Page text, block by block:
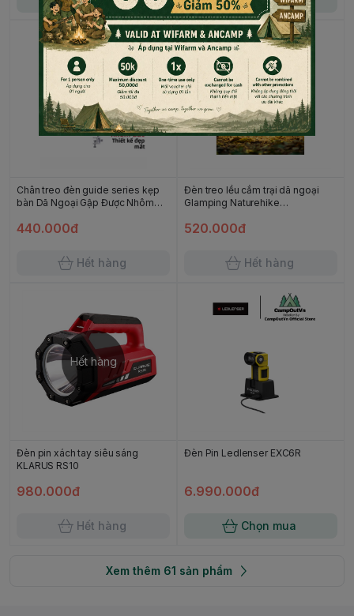
Hết hàng
Chân treo đèn guide series kẹp
bàn Dã Ngoại Gập Được Nhôm
440.000đ
Hết hàng
Hết hàng
Đèn treo lều cắm trại dã ngoại
Glamping Naturehike
520.000đ
Hết hàng
Hết hàng
Đèn pin xách tay siêu sáng
KLARUS RS10
980.000đ
Hết hàng
Đèn Pin Ledlenser EXC6R
6.990.000đ
Chọn mua
Xem thêm 61 sản phẩm